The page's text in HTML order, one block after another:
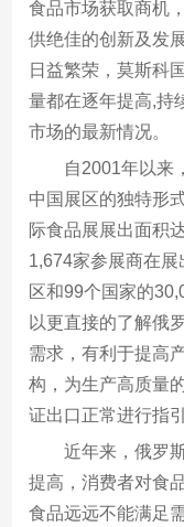
食品市场获取商机
供绝佳的创新及发
日益繁荣，莫斯科
量都在逐年提高,持
市场的最新情况。
自2001年以来
中国展区的独特形
际食品展展出面积
1,674家参展商在
区和99个国家的
以更直接的了解俄
需求，有利于提高
构，为生产高质量
证出口正常进行指
近年来，俄罗
提高，消费者对食
食品远远不能满足